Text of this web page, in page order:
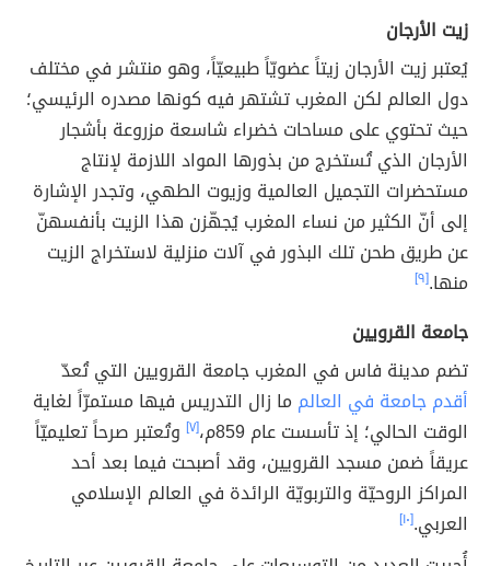
زيت الأرجان
يُعتبر زيت الأرجان زيتاً عضويّاً طبيعيّاً، وهو منتشر في مختلف
دول العالم لكن المغرب تشتهر فيه كونها مصدره الرئيسي؛
حيث تحتوي على مساحات خضراء شاسعة مزروعة بأشجار
الأرجان الذي تُستخرج من بذورها المواد اللازمة لإنتاج
مستحضرات التجميل العالمية وزيوت الطهي، وتجدر الإشارة
إلى أنّ الكثير من نساء المغرب يُجهّزن هذا الزيت بأنفسهنّ
عن طريق طحن تلك البذور في آلات منزلية لاستخراج الزيت
منها.[٩]
جامعة القرويين
تضم مدينة فاس في المغرب جامعة القرويين التي تُعدّ
أقدم جامعة في العالم ما زال التدريس فيها مستمرّاً لغاية
الوقت الحالي؛ إذ تأسست عام 859م،
[٧]
وتُعتبر صرحاً تعليميّاً
عريقاً ضمن مسجد القرويين، وقد أصبحت فيما بعد أحد
المراكز الروحيّة والتربويّة الرائدة في العالم الإسلامي
العربي.[١٠]